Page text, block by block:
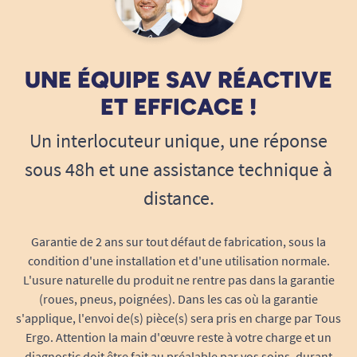
où efficacité, discrétion et respect de l’intimité
Indicateur d’humidité: il devient simple de
repérer le besoin de changement, évitant
les vérifications invasives
Languette de fermeture: facilite
l’élimination hygiénique du produit usagé,
Coutures déchirables: pour retirer le slip
mobilité
Une aide précieuse pour préserver la
dignité et l’autonomie
Offrez-vous ou à vos proches une solution qui
favorise la confiance, limite les anxiétés liées aux
fuites et respecte la vie privée. Parfait pour les
UNE ÉQUIPE SAV RÉACTIVE
ET EFFICACE !
Un interlocuteur unique, une réponse
sous 48h et une assistance technique à
distance.
Garantie de 2 ans sur tout défaut de fabrication, sous la
condition d'une installation et d'une utilisation normale.
L'usure naturelle du produit ne rentre pas dans la garantie
(roues, pneus, poignées). Dans les cas où la garantie
s'applique, l'envoi de(s) pièce(s) sera pris en charge par Tous
Ergo. Attention la main d'œuvre reste à votre charge et un